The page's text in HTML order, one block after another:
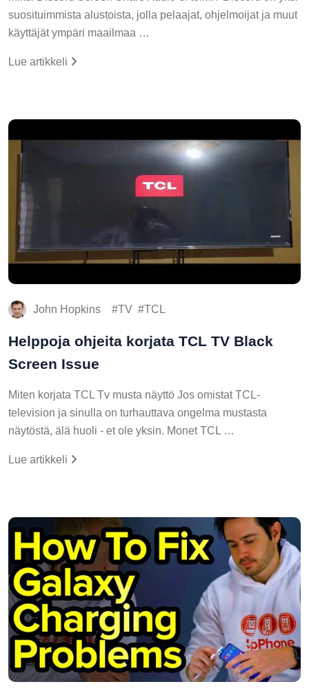
suosituimmista alustoista, jolla pelaajat, ohjelmoijat ja muut
käyttäjät ympäri maailmaa …
Lue artikkeli
John Hopkins TV TCL
Helppoja ohjeita korjata TCL TV Black
Screen Issue
Miten korjata TCL Tv musta näyttö Jos omistat TCL-
television ja sinulla on turhauttava ongelma mustasta
näytöstä, älä huoli - et ole yksin. Monet TCL …
Lue artikkeli